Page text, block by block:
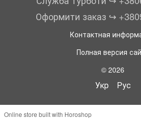
Оформити заказ ↪︎
Контактная
Полная версия
© 2026
Укр Рус
Online store built with Horoshop